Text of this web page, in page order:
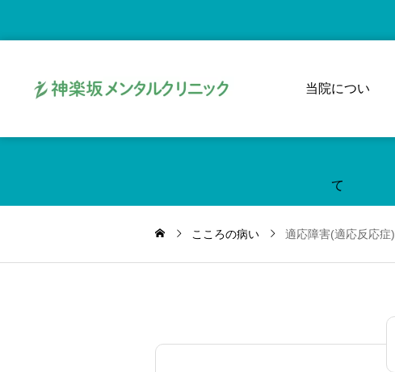
当院につい
て
こころの病い 適応障害(適応反応症)